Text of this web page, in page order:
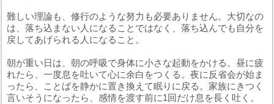
難しい理論も、修行のような努力も必要ありません。大切なの
は、落ち込まない人になることではなく、落ち込んでも自分を
戻してあげられる人になること。
朝が重い日は、朝の呼吸で身体に小さな起動をかける。昼に疲
れたら、一度息を吐いて心に余白をつくる。夜に反省会が始ま
ったら、ことばを静かに置き換えて眠りに戻る。家族にきつく
言いそうになったら、感情を渡す前に1回だけ息を長く吐く。